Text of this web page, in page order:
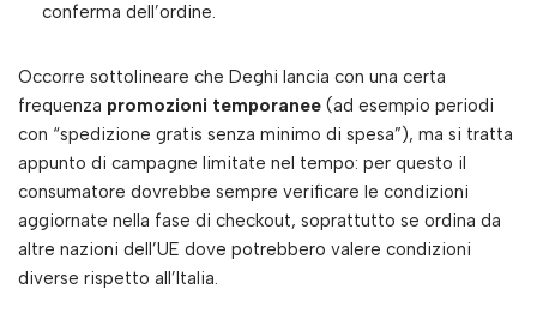
conferma dell’ordine.
Occorre sottolineare che Deghi lancia con una certa
frequenza promozioni temporanee (ad esempio periodi
con “spedizione gratis senza minimo di spesa”), ma si tratta
appunto di campagne limitate nel tempo: per questo il
consumatore dovrebbe sempre verificare le condizioni
aggiornate nella fase di checkout, soprattutto se ordina da
altre nazioni dell’UE dove potrebbero valere condizioni
diverse rispetto all’Italia.